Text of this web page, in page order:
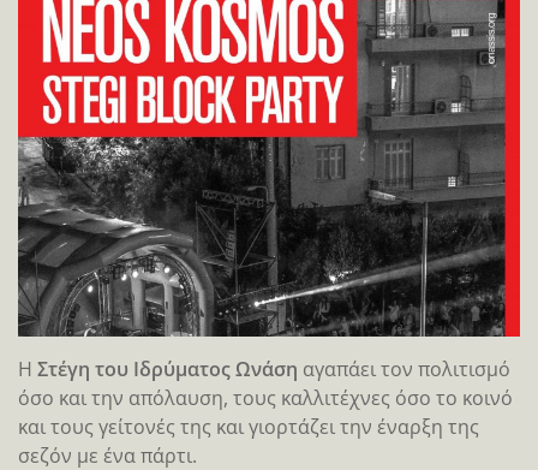
Η Στέγη του Ιδρύματος Ωνάση αγαπάει τον πολιτισμό
όσο και την απόλαυση, τους καλλιτέχνες όσο το κοινό
και τους γείτονές της και γιορτάζει την έναρξη της
σεζόν με ένα πάρτι.